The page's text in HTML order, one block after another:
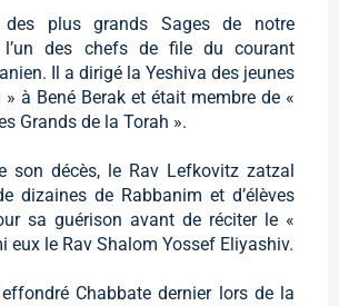
des plus grands Sages de notre
l’un des chefs de file du courant
Il a dirigé la Yeshiva des jeunes
» à Bené Berak et était membre de «
Grands de la Torah ».
son décès, le Rav Lefkovitz zatzal
dizaines de Rabbanim et d’élèves
sa guérison avant de réciter le «
eux le Rav Shalom Yossef Eliyashiv.
effondré Chabbate dernier lors de la